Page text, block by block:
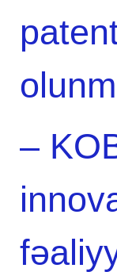
–